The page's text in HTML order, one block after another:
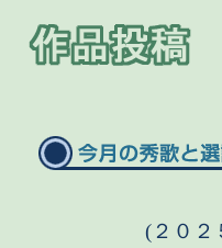
(２０２